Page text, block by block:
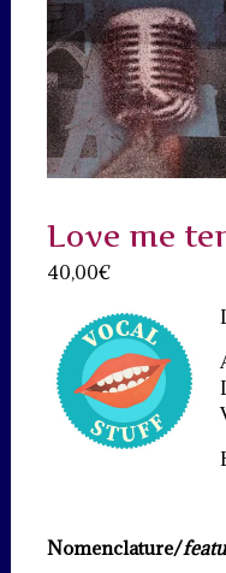
Love me
40,00€
Nomenclature/